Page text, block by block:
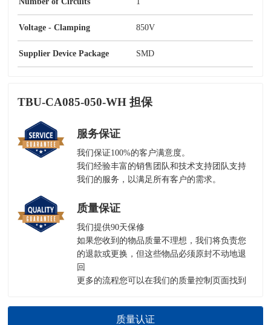
Voltage - Clamping 850V
Supplier Device Package SMD
TBU-CA085-050-WH 担保
服务保证
我们保证100%的客户满意度。
我们经验丰富的销售团队和技术支持团队支持
我们的服务，以满足所有客户的需求。
质量保证
我们提供90天保修
如果您收到的物品质量不理想，我们将负责您
的退款或更换，但这些物品必须原封不动地退
回
更多的流程您可以在我们的质量控制页面找到
质量认证